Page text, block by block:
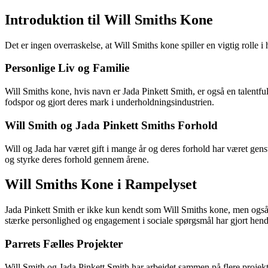
Introduktion til Will Smiths Kone
Det er ingen overraskelse, at Will Smiths kone spiller en vigtig rolle
Personlige Liv og Familie
Will Smiths kone, hvis navn er Jada Pinkett Smith, er også en
fodspor og gjort deres mark i underholdningsindustrien.
Will Smith og Jada Pinkett Smiths Forhold
Will og Jada har været gift i mange år og deres forhold har været
og styrke deres forhold gennem årene.
Will Smiths Kone i Rampelyset
Jada Pinkett Smith er ikke kun kendt som Will Smiths kone, men
stærke personlighed og engagement i sociale spørgsmål har gjort
Parrets Fælles Projekter